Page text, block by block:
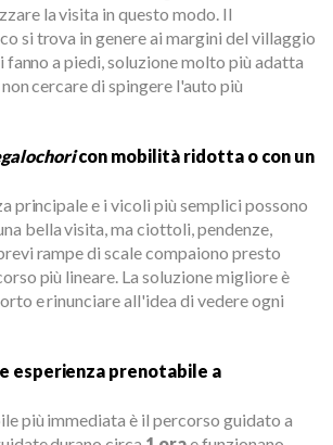
la visita in questo modo. Il
si trova in genere ai margini del villaggio
fanno a piedi, soluzione molto più adatta
cercare di spingere l'auto più
con mobilità ridotta o con un
principale e i vicoli più semplici possono
bella visita, ma ciottoli, pendenze,
rampe di scale compaiono presto
più lineare. La soluzione migliore è
e rinunciare all'idea di vedere ogni
esperienza prenotabile a
più immediata è il percorso guidato a